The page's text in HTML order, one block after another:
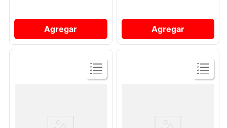
Agregar Agregar
Ver
Producto
Ver
Producto